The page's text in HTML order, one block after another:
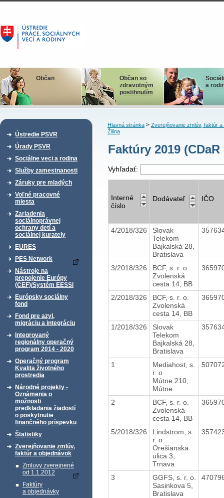
Občan
Občan so
zdravotným
postihnutím
a
Ústredie PSVR
Úrady PSVR
Sociálne veci a rodina
Služby zamestnanosti
Záruky pre mladých
Voľné pracovné
miesta
Zariadenia
sociálnoprávnej
ochrany detí a
sociálnej kurately
EURES
PES Network
Nástroje na
prepojenie Európy
(CEF)/Systém EESSI
Európsky sociálny
fond
Fond pre azyl,
migráciu a integráciu
Integrovaný
regionálny operačný
program 2014 - 2020
Operačný program
Kvalita životného
prostredia
Národné projekty -
Oznámenia o
možnosti
predkladania žiadostí
o poskytnutie
finančného príspevku
Štatistiky
Zverejňovanie zmlúv,
faktúr a objednávok
Zmluvy zverejnené
od 1.1.2012
Faktúry
a objednávky
Hlavná stránka> Zverejňovanie zmlúv, faktúr a
Žilina
Faktúry 2019
Vyhľadať:
Interné
číslo
Dodávateľ IČO
4/2018/326
Slovak
Telekom
Bajkalská 28,
Bratislava
3/2018/326
BCF, s. r. o.
Zvolenská
cesta 14, BB
2/2018/326
BCF, s. r. o.
Zvolenská
cesta 14, BB
1/2018/326
Slovak
Telekom
Bajkalská 28,
Bratislava
1
Mediahost, s.
r. o
Mútne 210,
Mútne
2
BCF, s. r. o.
Zvolenská
cesta 14, BB
5/2018/326
Lindstrom, s.
r. o
Orešianska
ulica 3,
Trnava
3
GGFS, s. r. o.
Sasinkova 5,
Bratislava